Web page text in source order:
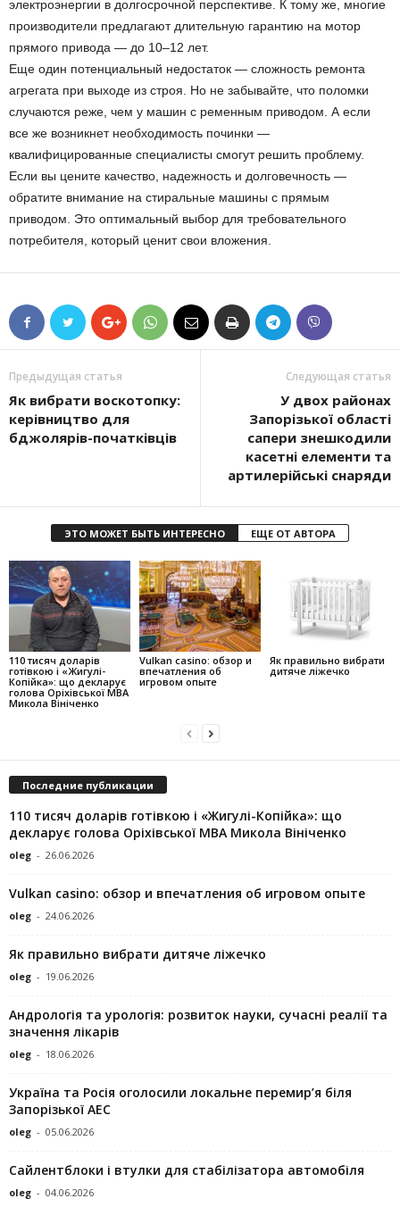
электроэнергии в долгосрочной перспективе. К тому же, многие
производители предлагают длительную гарантию на мотор
прямого привода — до 10–12 лет.
Еще один потенциальный недостаток — сложность ремонта
агрегата при выходе из строя. Но не забывайте, что поломки
случаются реже, чем у машин с ременным приводом. А если
все же возникнет необходимость починки —
квалифицированные специалисты смогут решить проблему.
Если вы цените качество, надежность и долговечность —
обратите внимание на стиральные машины с прямым
приводом. Это оптимальный выбор для требовательного
потребителя, который ценит свои вложения.
Предыдущая статья
Як вибрати воскотопку:
керівництво для
бджолярів-початківців
Следующая статья
У двох районах
Запорізької області
сапери знешкодили
касетні елементи та
артилерійські снаряди
ЭТО МОЖЕТ БЫТЬ ИНТЕРЕСНО ЕЩЕ ОТ АВТОРА
110 тисяч доларів
готівкою і «Жигулі-
Копійка»: що декларує
голова Оріхівської МВА
Микола Вініченко
Vulkan casino: обзор и
впечатления об
игровом опыте
Як правильно вибрати
дитяче ліжечко
Последние публикации
110 тисяч доларів готівкою і «Жигулі-Копійка»: що
декларує голова Оріхівської МВА Микола Вініченко
oleg - 26.06.2026
Vulkan casino: обзор и впечатления об игровом опыте
oleg - 24.06.2026
Як правильно вибрати дитяче ліжечко
oleg - 19.06.2026
Андрологія та урологія: розвиток науки, сучасні реалії та
значення лікарів
oleg - 18.06.2026
Україна та Росія оголосили локальне перемир’я біля
Запорізької АЕС
oleg - 05.06.2026
Сайлентблоки і втулки для стабілізатора автомобіля
oleg - 04.06.2026